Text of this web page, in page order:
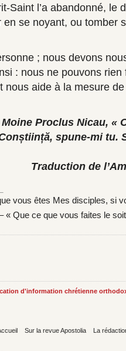
Saint l’a abandonné, le
se noyant, ou tomber
; nous devons
: nous ne pouvons
nous aide à la mesure
Proclus Nicau, «
spune-mi tu.
Traduction de
vous êtes Mes disciples, si
« Que ce que vous faites le
d'information chrétienne
Sur la revue Apostolia La